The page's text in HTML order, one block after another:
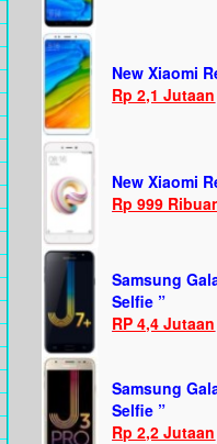
New Xiaomi
Rp 2,1 Jutaan
New Xiaomi
Rp 999
Samsung
Selfie ”
RP 4,4 Jutaan
Samsung
Selfie ”
Rp 2,2 Jutaan